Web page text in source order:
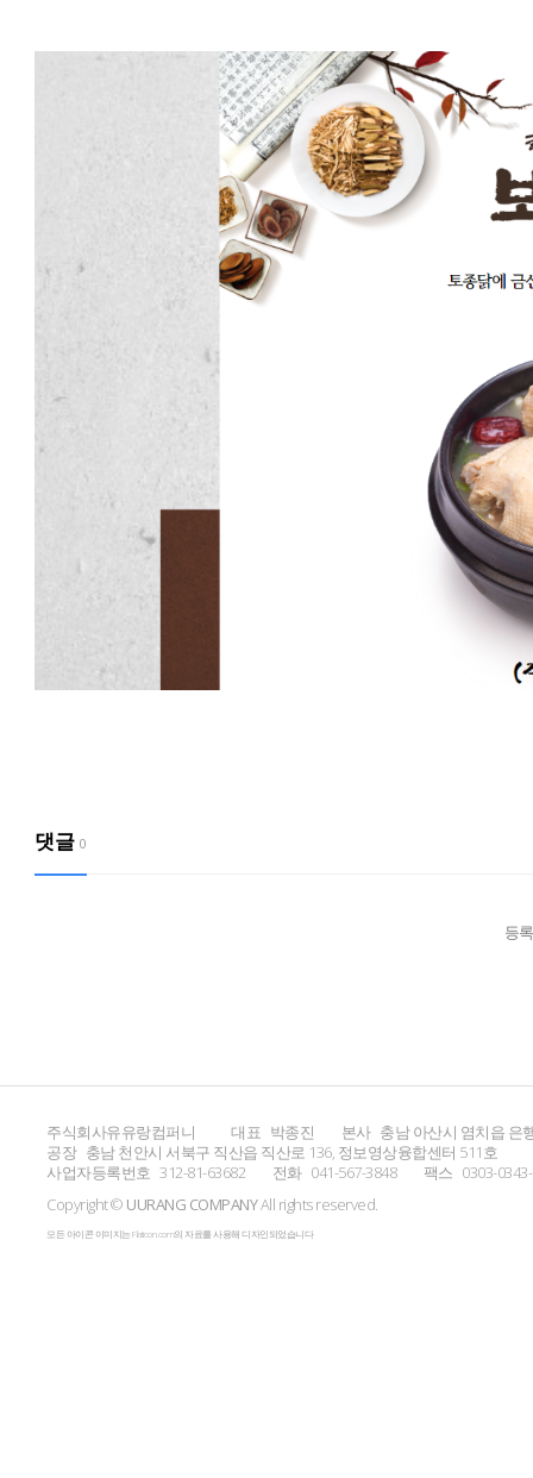
댓글 0
등
주식회사유유랑컴퍼니 대표 박종진 본사 충남 아산시 염치읍 은
공장 충남 천안시 서북구 직산읍 직산로 136, 정보영상융합센터 511호
사업자등록번호 312-81-63682 전화 041-567-3848 팩스 0303-
Copyright © UURANG COMPANYAll rights reserved.
모든 아이콘 이미지는 Flaticon.com의 자료를 사용해 디자인되었습니다